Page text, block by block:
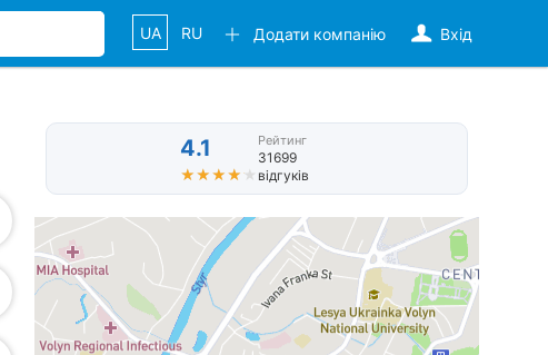
Вхід
Додати компанію
UA RU
4.1
★★★★★
★★★★★
Рейтинг
31699
відгуків